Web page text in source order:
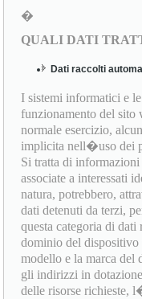
�
QUALI DATI
Dati raccolti
I sistemi informatici e
funzionamento del sito
normale esercizio,
implicita nell�uso dei
Si tratta di informazioni
associate a interessati
natura, potrebbero,
dati detenuti da terzi,
questa categoria di
dominio del
modello e la marca
gli indirizzi in
delle risorse richieste,